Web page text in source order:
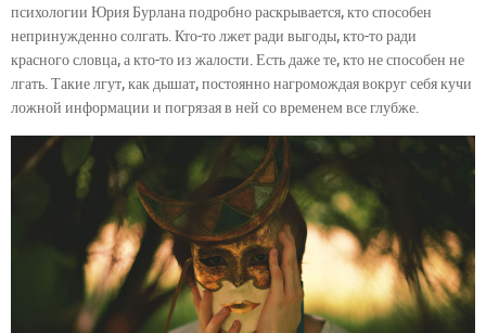
психологии Юрия Бурлана подробно раскрывается, кто способен
непринужденно солгать. Кто-то лжет ради выгоды, кто-то ради
красного словца, а кто-то из жалости. Есть даже те, кто не способен не
лгать. Такие лгут, как дышат, постоянно нагромождая вокруг себя кучи
ложной информации и погрязая в ней со временем все глубже.